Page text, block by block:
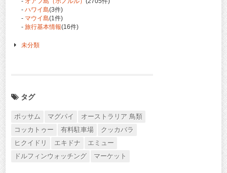
- ハワイ島(3件)
- マウイ島(1件)
- 旅行基本情報(16件)
未分類
タグ
ポッサム マグパイ
オーストラリア 鳥類
コッカトゥー
有料駐車場
クッカバラ
ヒクイドリ
エキドナ
エミュー
ドルフィンウォッチング
マーケット